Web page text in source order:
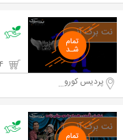
پردیس کوروش